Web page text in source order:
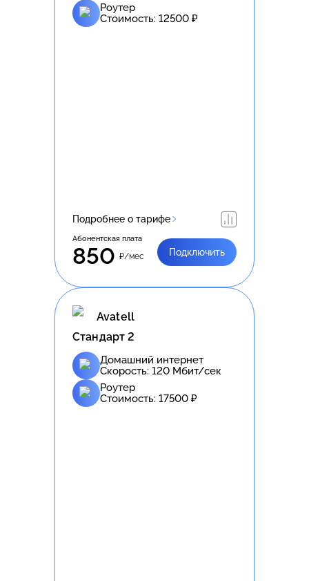
Роутер
Стоимость: 12500 ₽
Подробнее о тарифе
Абонентская плата
850 ₽/мес Подключить
Avatell
Стандарт 2
Домашний интернет
Скорость: 120 Мбит/сек
Роутер
Стоимость: 17500 ₽